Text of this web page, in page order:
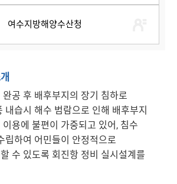
여수지방해양수산청
공 후 배후부지의 장기 침하로
내습시 해수 범람으로 인해 배후부지
용에 불편이 가중되고 있어, 침수
립하여 어민들이 안정적으로
수 있도록 회진항 정비 실시설계를